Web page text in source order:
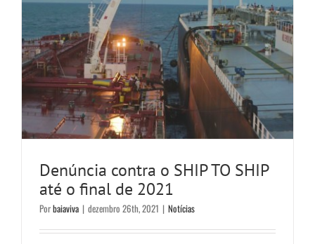
Denúncia contra o SHIP TO SHIP
até o final de 2021
Porbaiaviva | dezembro 26th, 2021 | Notícias